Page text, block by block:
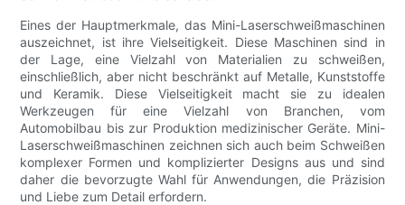
Eines der Hauptmerkmale, das Mini-Laserschweißmaschinen
auszeichnet, ist ihre Vielseitigkeit. Diese Maschinen sind in
der Lage, eine Vielzahl von Materialien zu schweißen,
einschließlich, aber nicht beschränkt auf Metalle, Kunststoffe
und Keramik. Diese Vielseitigkeit macht sie zu idealen
Werkzeugen für eine Vielzahl von Branchen, vom
Automobilbau bis zur Produktion medizinischer Geräte. Mini-
Laserschweißmaschinen zeichnen sich auch beim Schweißen
komplexer Formen und komplizierter Designs aus und sind
daher die bevorzugte Wahl für Anwendungen, die Präzision
und Liebe zum Detail erfordern.